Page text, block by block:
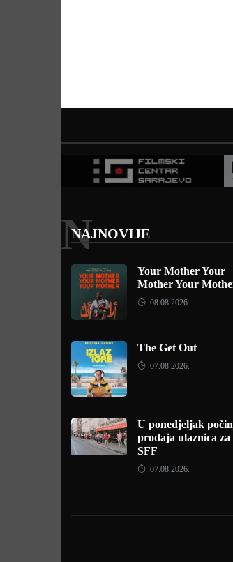
NAJNOVIJE
N
Your Mother Your
Mother Your
08.08.2026.
The Get Out
07.08.2026.
U ponedjeljak
prodaja ulaznica za
SFF
07.08.2026.